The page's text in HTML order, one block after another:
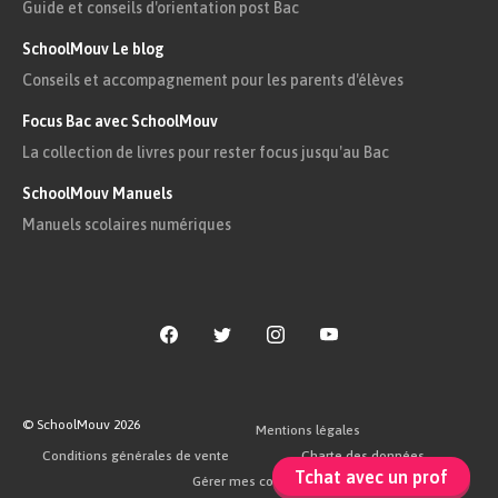
Tchat avec un prof
température thermodynamique
est une grandeur macroscopique liée à
l’état d’agitationdes particules, et
donc à leur vitesse moyenne, à
l’échelle microscopique.
Illustrons cette idée à l’aide de ce schéma
Guide et conseils d'orientation post Bac
SchoolMouv Le blog
Conseils et accompagnement pour les parents d'élèves
Focus Bac avec SchoolMouv
La collection de livres pour rester focus jusqu'au Bac
SchoolMouv Manuels
Manuels scolaires numériques
© SchoolMouv 2026
Mentions légales
Conditions générales de vente
Charte des données
Gérer mes cookies